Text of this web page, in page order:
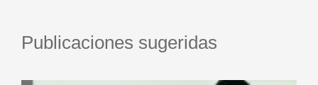
Publicaciones sugeridas